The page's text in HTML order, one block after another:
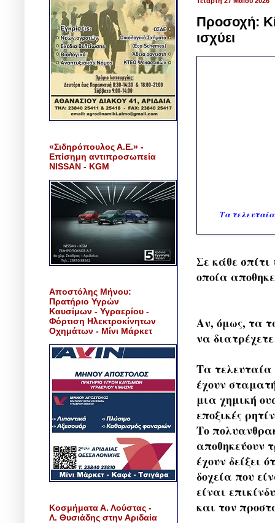
Προσοχή:
ισχύει
Τα
Σε κάθε
οποία
Αν, όμως, τα
να
Τα τελευταία
έχουν
μια χημική
εποξικές
Το
αποθηκεύουν
έχουν δείξει
δοχεία που
είναι
και τον
«Σιδηρόπουλος Α.Ε.» -
Επίσημη αντιπροσωπεία
NISSAN - KGM
Αποστόλης Μήνου:
Πρατήριο Υγρών
Καυσίμων - Υγραερίου -
Φόρτιση Ηλεκτροκίνητων
Οχημάτων - Μίνι Μάρκετ
Κοσμήματα Α. Λούστας -
Λ. Θυσιάδης στην Αριδαία